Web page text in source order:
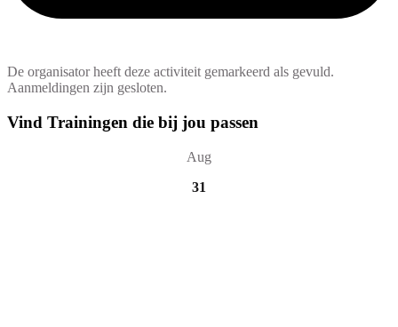
De organisator heeft deze activiteit gemarkeerd als gevuld.
Aanmeldingen zijn gesloten.
Vind Trainingen die bij jou passen
Aug
31